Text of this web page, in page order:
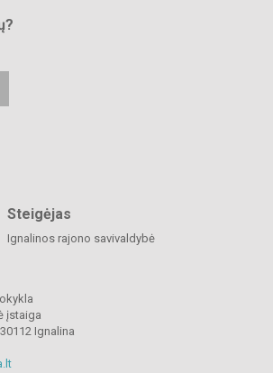
Steigėjas
Ignalinos rajono savivaldybė
įstaiga
Ignalina